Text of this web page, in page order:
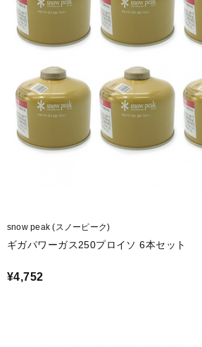
snow peak (スノーピーク)
ギガパワーガス250プロイソ 6本セット
¥4,752